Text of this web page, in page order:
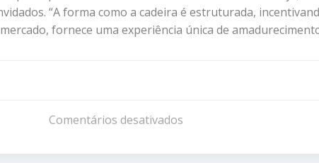
“A forma como a cadeira é estruturada,
fornece uma experiência única de
de
Comentários desativados